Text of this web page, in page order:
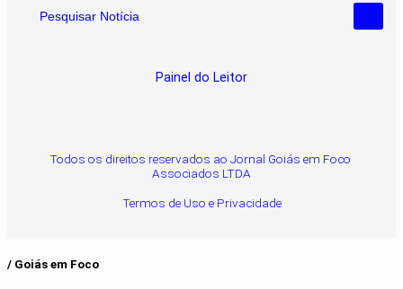
Pesquisar Notícia
Painel do Leitor
Todos os direitos reservados ao Jornal Goiás em Foco
Associados LTDA
Termos de Uso e Privacidade
/ Goiás em Foco